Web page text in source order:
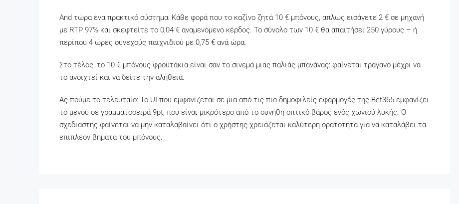
And τώρα ένα πρακτικό σύστημα: Κάθε φορά που το καζίνο ζητά 10 € μπόνους, απλώς εισάγετε 2 € σε μηχανή
με RTP 97% και σκεφτείτε το 0,04 € αναμενόμενο κέρδος. Το σύνολο των 10 € θα απαιτήσει 250 γύρους – ή
περίπου 4 ώρες συνεχούς παιχνιδιού με 0,75 € ανά ώρα.
Στο τέλος, το 10 € μπόνους φρουτάκια είναι σαν το σινεμά μιας παλιάς μπανάνας: φαίνεται τραγανό μέχρι να
το ανοιχτεί και να δείτε την αλήθεια.
Ας πούμε το τελευταίο: Το UI που εμφανίζεται σε μια από τις πιο δημοφιλείς εφαρμογές της Bet365 εμφανίζει
το μενού σε γραμματοσειρά 9pt, που είναι μικρότερο από το συνήθη οπτικό βάρος ενός χωνιού λυκής. Ο
σχεδιαστής φαίνεται να μην καταλαβαίνει ότι ο χρήστης χρειάζεται καλύτερη ορατότητα για να καταλάβει τα
επιπλέον βήματα του μπόνους.